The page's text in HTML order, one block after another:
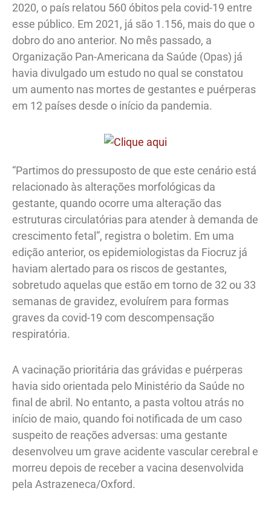
2020, o país relatou 560 óbitos pela covid-19 entre
esse público. Em 2021, já são 1.156, mais do que o
dobro do ano anterior. No mês passado, a
Organização Pan-Americana da Saúde (Opas) já
havia divulgado um estudo no qual se constatou
um aumento nas mortes de gestantes e puérperas
em 12 países desde o início da pandemia.
“Partimos do pressuposto de que este cenário está
relacionado às alterações morfológicas da
gestante, quando ocorre uma alteração das
estruturas circulatórias para atender à demanda de
crescimento fetal”, registra o boletim. Em uma
edição anterior, os epidemiologistas da Fiocruz já
haviam alertado para os riscos de gestantes,
sobretudo aquelas que estão em torno de 32 ou 33
semanas de gravidez, evoluírem para formas
graves da covid-19 com descompensação
respiratória.
A vacinação prioritária das grávidas e puérperas
havia sido orientada pelo Ministério da Saúde no
final de abril. No entanto, a pasta voltou atrás no
início de maio, quando foi notificada de um caso
suspeito de reações adversas: uma gestante
desenvolveu um grave acidente vascular cerebral e
morreu depois de receber a vacina desenvolvida
pela Astrazeneca/Oxford.